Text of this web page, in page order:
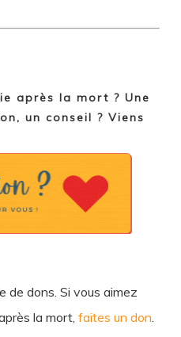
après la mort ? Une
un conseil ? Viens
de dons. Si vous aimez
la mort, faites un don.